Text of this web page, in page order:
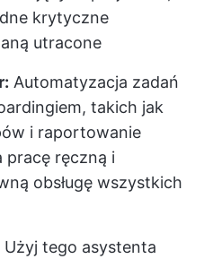
krytyczne
utracone
Automatyzacja zadań
takich jak
i raportowanie
pracę ręczną i
obsługę wszystkich
Użyj tego asystenta